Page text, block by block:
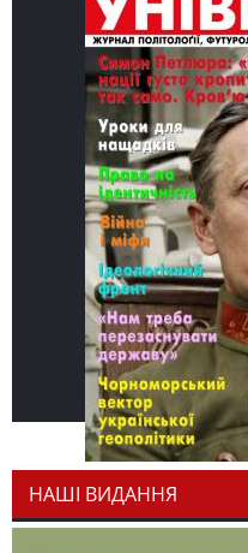
НАШІ ВИДАННЯ